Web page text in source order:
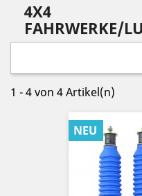
4X4
FAHRWERKE/
1 - 4 von 4 Artikel(n)
NEU